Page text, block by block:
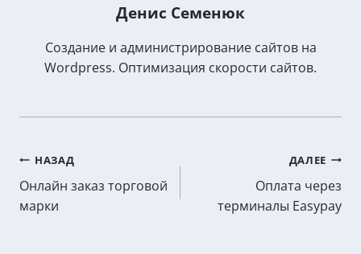
Денис Семенюк
Создание и администрирование сайтов на
Wordpress. Оптимизация скорости сайтов.
Post
navigation
НАЗАД
Онлайн заказ торговой
марки
ДАЛЕЕ
Оплата через
терминалы Easypay